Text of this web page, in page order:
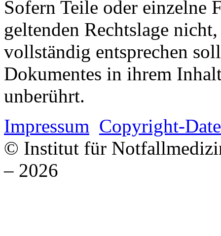
Sofern Teile oder einzelne
geltenden Rechtslage
vollständig entsprechen
Dokumentes in ihrem
unberührt.
Impressum Copyright-
© Institut für
– 2026